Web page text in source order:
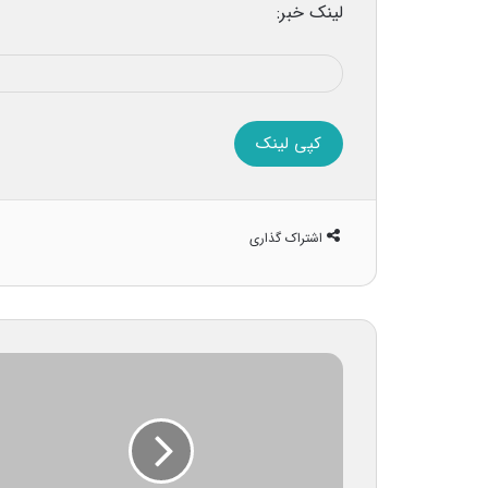
لینک خبر:
کپی لینک
اشتراک گذاری